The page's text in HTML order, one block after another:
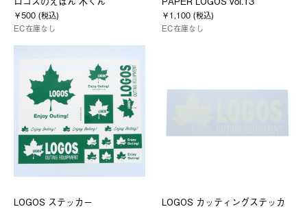
￥500 (税込)
EC在庫なし
￥1,100 (税込)
EC在庫なし
LOGOS ステッカー
LOGOS カッティングステッカ